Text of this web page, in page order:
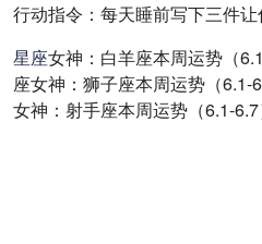
行动指令： 每天睡前写下三件让
星座女神：白羊座本周运势（
座女神：狮子座本周运势（
女神：射手座本周运势（6.1-